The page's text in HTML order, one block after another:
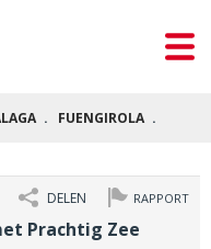
FUENGIROLA
RAPPORT
DELEN
Prachtig Zee